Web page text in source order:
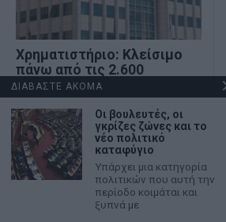
Χρηματιστήριο: Κλείσιμο
πάνω από τις 2.600
μονάδες και νέα θετική
εβδομάδα
ΔΙΑΒΑΣΤΕ ΑΚΟΜΑ
Οι βουλευτές, οι
γκρίζες ζώνες και το
νέο πολιτικό
καταφύγιο
Υπάρχει μια κατηγορία
πολιτικών που αυτή την
περίοδο κοιμάται και
ξυπνά με